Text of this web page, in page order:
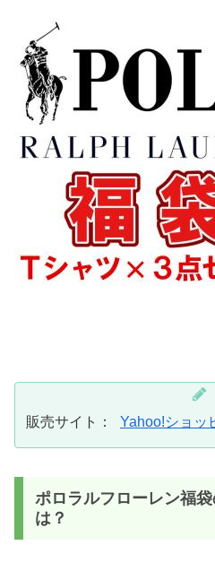
販売サイト： Yahoo!ショッ
ポロラルフローレン福袋
は？